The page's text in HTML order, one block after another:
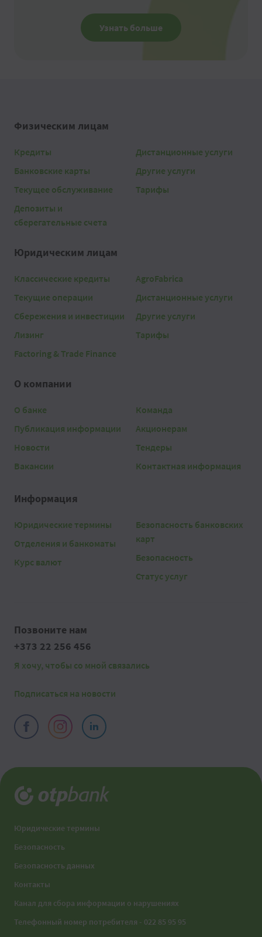
Узнать больше
Физическим лицам
Кредиты
Банковские карты
Текущее обслуживание
Депозиты и
сберегательные счета
Дистанционные услуги
Другие услуги
Тарифы
Юридическим лицам
Классические кредиты
Текущие операции
Сбережения и инвестиции
Лизинг
Factoring & Trade Finance
AgroFabrica
Дистанционные услуги
Другие услуги
Тарифы
О компании
О банке
Публикация информации
Новости
Вакансии
Команда
Акционерам
Тендеры
Контактная информация
Информация
Юридические термины
Отделения и банкоматы
Курс валют
Безопасность банковских
карт
Безопасность
Статус услуг
Позвоните нам
+373 22 256 456
Я хочу, чтобы со мной связались
Подписаться на новости
Юридические термины
Безопасность
Безопасность данных
Контакты
Канал для сбора информации о нарушениях
Телефонный номер потребителя - 022 85 95 95